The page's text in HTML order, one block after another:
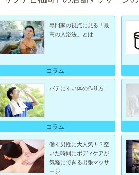
専門家の視点に見る「最
高の入浴法」とは
コラム
バテにくい体の作り方
コラム
働く男性に大人気！？空
いた時間にボディケアが
気軽にできる出張マッサ
ージ